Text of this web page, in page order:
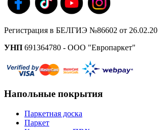
Регистрация в БЕЛГИЭ №86602 от
УНП 691364780 - ООО "Европаркет"
Напольные покрытия
Паркетная доска
Паркет